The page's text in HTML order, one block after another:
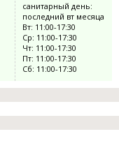
санитарный день:
последний вт месяца
Вт: 11:00-17:30
Ср: 11:00-17:30
Чт: 11:00-17:30
Пт: 11:00-17:30
Сб: 11:00-17:30